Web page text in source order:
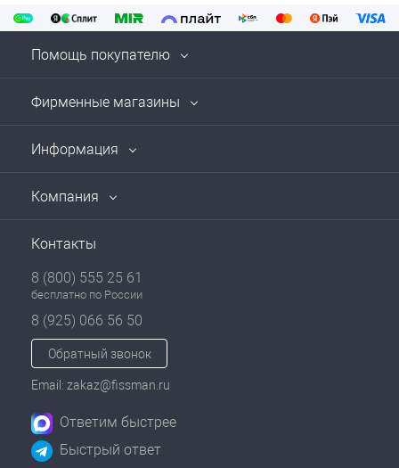
Помощь покупателю
Фирменные магазины
Информация
Компания
Контакты
8 (800) 555 25 61
бесплатно по России
8 (925) 066 56 50
Обратный звонок
Email: zakaz@fissman.ru
Ответим быстрее
Быстрый ответ